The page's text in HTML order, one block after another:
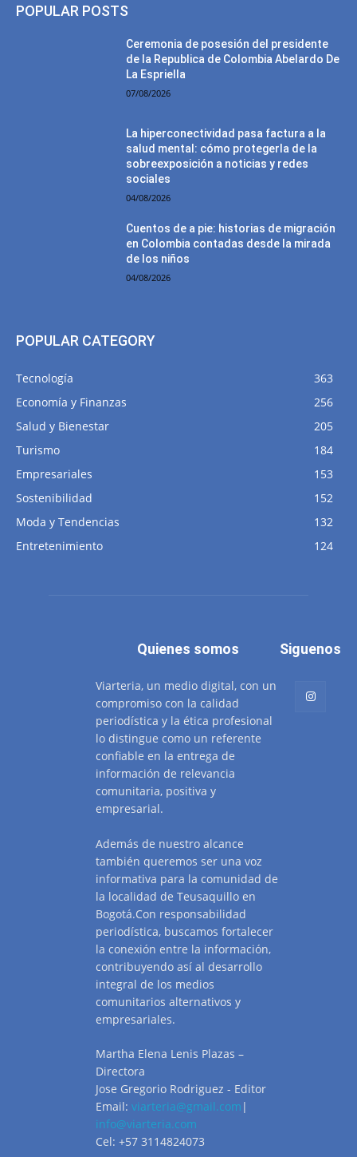
POPULAR POSTS
Ceremonia de posesión del presidente
de la Republica de Colombia Abelardo De
La Espriella
07/08/2026
La hiperconectividad pasa factura a la
salud mental: cómo protegerla de la
sobreexposición a noticias y redes
sociales
04/08/2026
Cuentos de a pie: historias de migración
en Colombia contadas desde la mirada
de los niños
04/08/2026
POPULAR CATEGORY
Tecnología
363
Economía y Finanzas
256
Salud y Bienestar
205
Turismo
184
Empresariales
153
Sostenibilidad
152
Moda y Tendencias
132
Entretenimiento
124
Quienes somos
Viarteria, un medio digital, con un
compromiso con la calidad
periodística y la ética profesional
lo distingue como un referente
confiable en la entrega de
información de relevancia
comunitaria, positiva y
empresarial.
Además de nuestro alcance
también queremos ser una voz
informativa para la comunidad de
la localidad de Teusaquillo en
Bogotá.Con responsabilidad
periodística, buscamos fortalecer
la conexión entre la información,
contribuyendo así al desarrollo
integral de los medios
comunitarios alternativos y
empresariales.
Martha Elena Lenis Plazas –
Directora
Jose Gregorio Rodriguez - Editor
Email: viarteria@gmail.com |
info@viarteria.com
Cel: +57 3114824073
Siguenos